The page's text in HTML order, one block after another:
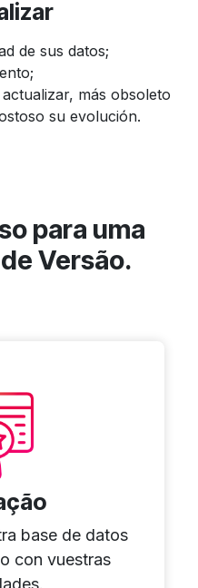
de sus datos;
más obsoleto
su evolución.
para uma
Versão.
base de datos
con vuestras